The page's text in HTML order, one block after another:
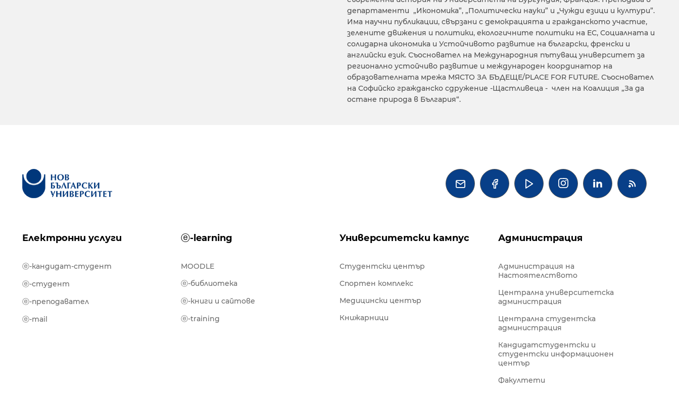
департаменти „Икономика”, „Политически науки” и „Чужди езици и култури”.
Има научни публикации, свързани с демокрацията и гражданското участие,
зелените движения и политики, екологичните политики на ЕС, Социалната и
солидарна икономика и Устойчивото развитие на български, френски и
английски език. Съосновател на Международния пътуващ университет за
регионално устойчиво развитие и международен координатор на
образователната мрежа МЯСТО ЗА БЪДЕЩЕ/PLACE FOR FUTURE. Съосновател
на Софийско гражданско сдружение -Щастливеца - член на Коалиция „За да
остане природа в България“.
   
Електронни услуги ⓔ-learning Университетски кампус Администрация
ⓔ-кандидат-студент
ⓔ-студент
ⓔ-преподавател
ⓔ-mail
MOODLE
ⓔ-библиотека
ⓔ-книги и сайтове
ⓔ-training
Студентски център
Спортен комплекс
Медицински център
Книжарници
Администрация на
Настоятелството
Централна университетска
администрация
Централна студентска
администрация
Кандидатстудентски и
студентски информационен
център
Факултети